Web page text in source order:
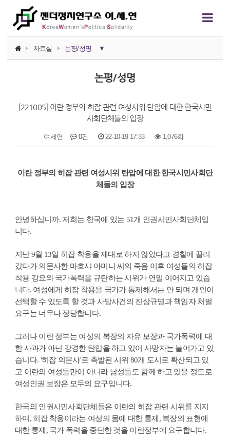
자료실 논평/성명 ▼
논평/성명
언론보도
연구자료
카드뉴스
영상자료
논평/성명
[221005] 이란 정부의 히잡 관련 여성시위 탄압에 대한 한국시민
사회단체들의 입장
여세연 0건 22-10-19 17:33 1,076회
이란 정부의 히잡 관련 여성시위 탄압에 대한 한국시민사회단
체들의 입장
안녕하십니까. 저희는 한국에 있는 51개 인권시민사회단체입
니다.
지난 9월 13일 히잡 착용을 제대로 하지 않았다고 경찰에 끌려
갔다가 의문사한 마흐샤 아미니 씨의 죽음 이후 여성들의 히잡
착용 강요와 국가폭력을 규탄하는 시위가 연일 이어지고 있습
니다. 여성에게 히잡 착용을 국가가 통제해서는 안 되며 개인이
선택할 수 있도록 할 것과 사망사건의 진상규명과 책임자 처벌
요구는 너무나 정당합니다.
그러나 이란 정부는 여성의 복장의 자유 보장과 국가폭력에 대
한 사과가 아닌 강경한 탄압을 하고 있어 사망자는 늘어가고 있
습니다. '히잡 의문사'로 촉발된 시위 80개 도시로 확산되고 있
고 이란의 여성들만이 아니라 남성들도 함께 하고 있을 정도로
여성인권 보장은 모두의 요구입니다.
한국의 인권시민사회단체들은 이란의 히잡 관련 시위를 지지
하며, 히잡 착용이라는 여성의 몸에 대한 통제, 복장의 표현에
대한 통제, 국가 폭력을 중단한 것을 이란정부에 요구합니다.